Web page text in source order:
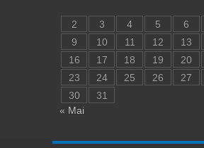
2
3 4 5 6
9
10 11 12 13
16
17 18 19 20
23
24 25 26 27
30
31
« Mai